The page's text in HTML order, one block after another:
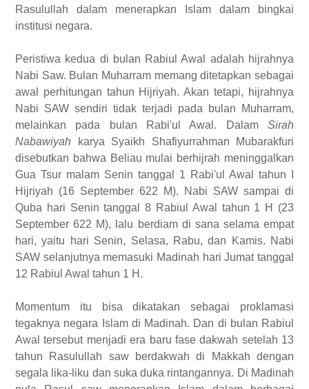
Rasulullah dalam menerapkan Islam dalam bingkai
institusi negara.
Peristiwa kedua di bulan Rabiul Awal adalah hijrahnya
Nabi Saw. Bulan Muharram memang ditetapkan sebagai
awal perhitungan tahun Hijriyah. Akan tetapi, hijrahnya
Nabi SAW sendiri tidak terjadi pada bulan Muharram,
melainkan pada bulan Rabi'ul Awal. Dalam Sirah
Nabawiyah karya Syaikh Shafiyurrahman Mubarakfuri
disebutkan bahwa Beliau mulai berhijrah meninggalkan
Gua Tsur malam Senin tanggal 1 Rabi'ul Awal tahun I
Hijriyah (16 September 622 M). Nabi SAW sampai di
Quba hari Senin tanggal 8 Rabiul Awal tahun 1 H (23
September 622 M), lalu berdiam di sana selama empat
hari, yaitu hari Senin, Selasa, Rabu, dan Kamis. Nabi
SAW selanjutnya memasuki Madinah hari Jumat tanggal
12 Rabiul Awal tahun 1 H.
Momentum itu bisa dikatakan sebagai proklamasi
tegaknya negara Islam di Madinah. Dan di bulan Rabiul
Awal tersebut menjadi era baru fase dakwah setelah 13
tahun Rasulullah saw berdakwah di Makkah dengan
segala lika-liku dan suka duka rintangannya. Di Madinah